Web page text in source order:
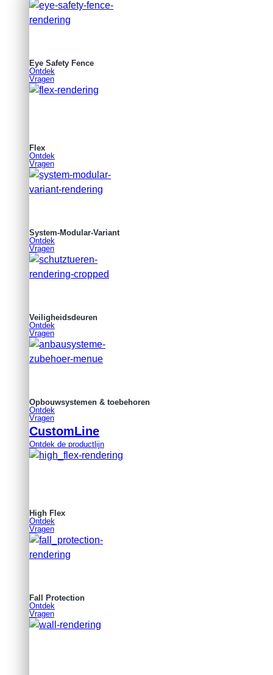
Eye Safety Fence
Ontdek
Vragen
Flex
Ontdek
Vragen
System-Modular-Variant
Ontdek
Vragen
Veiligheidsdeuren
Ontdek
Vragen
Opbouwsystemen & toebehoren
Ontdek
Vragen
CustomLine
Ontdek de productlijn
High Flex
Ontdek
Vragen
Fall Protection
Ontdek
Vragen